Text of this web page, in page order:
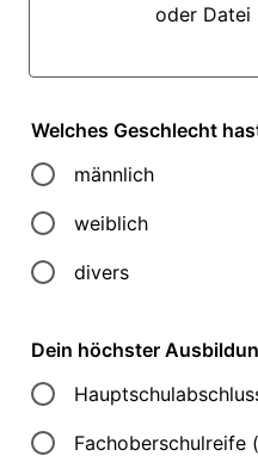
oder Datei
Welches Geschlecht
männlich
weiblich
divers
Dein höchster
Fachoberschulreife